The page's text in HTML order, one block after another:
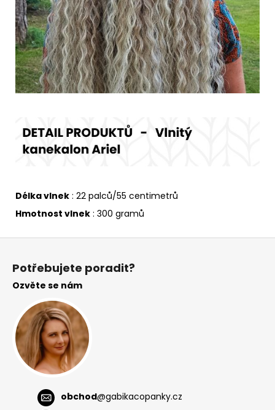
Délka vlnek : 22 palců/55 centimetrů
Hmotnost vlnek : 300 gramů
Z
Potřebujete poradit?
Ozvěte se nám
obchod@gabikacopanky.cz